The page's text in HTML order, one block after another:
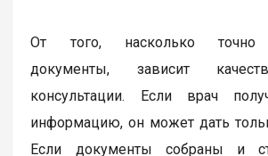
От того, насколько точно
документы, зависит
консультации. Если врач
информацию, он может дать
Если документы собраны и